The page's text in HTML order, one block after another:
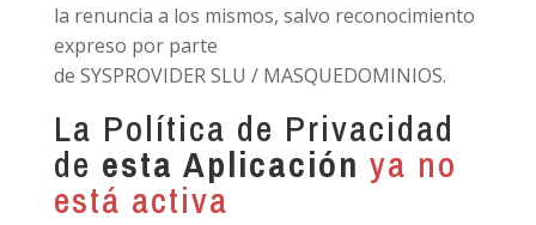
la renuncia a los mismos, salvo reconocimiento
expreso por parte
de SYSPROVIDER SLU / MASQUEDOMINIOS.
La Política de Privacidad
de esta Aplicación ya no
está activa